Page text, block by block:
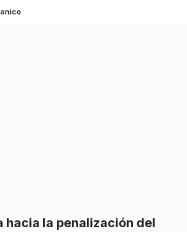
hacia la penalización del